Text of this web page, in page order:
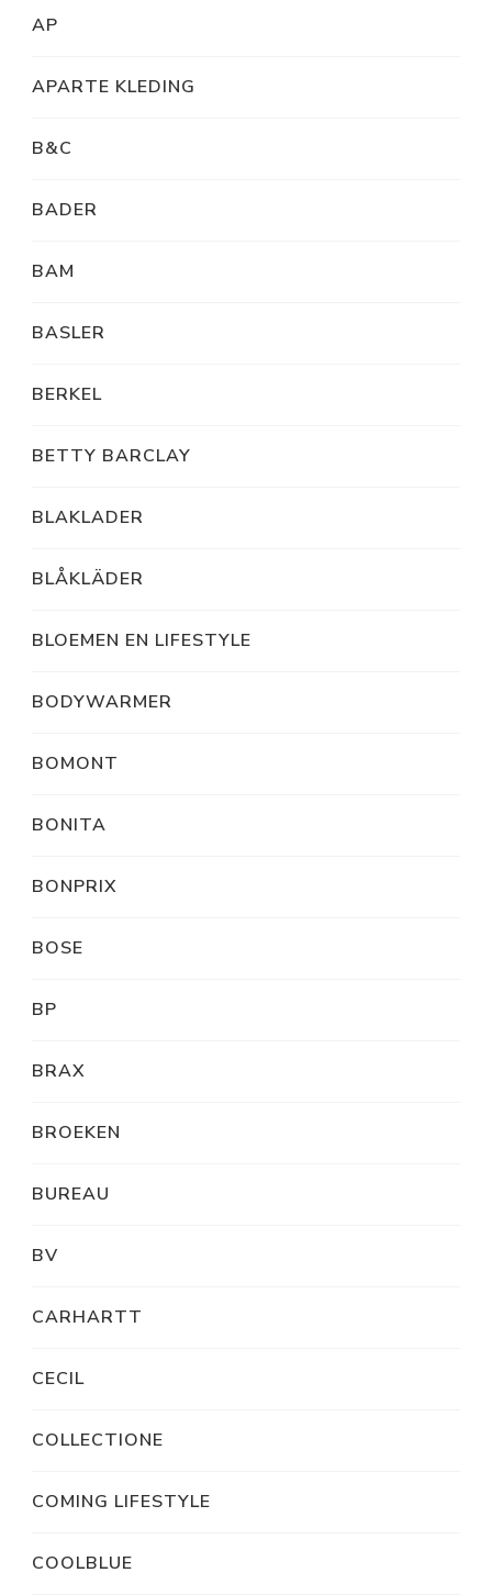
AP
APARTE KLEDING
B&C
BADER
BAM
BASLER
BERKEL
BETTY BARCLAY
BLAKLADER
BLÅKLÄDER
BLOEMEN EN LIFESTYLE
BODYWARMER
BOMONT
BONITA
BONPRIX
BOSE
BP
BRAX
BROEKEN
BUREAU
BV
CARHARTT
CECIL
COLLECTIONE
COMING LIFESTYLE
COOLBLUE